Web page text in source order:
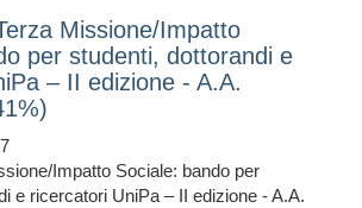
Missione/Impatto
per studenti, dottorandi e
– II edizione - A.A.
Impatto Sociale: bando per
e ricercatori UniPa – II edizione - A.A.